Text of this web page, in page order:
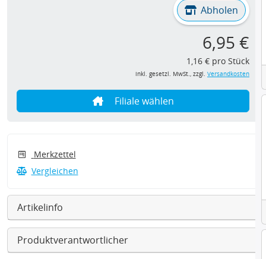
Abholen
6,95 €
1,16 € pro Stück
inkl. gesetzl. MwSt., zzgl. Versandkosten
Filiale wählen
Merkzettel
Vergleichen
Artikelinfo
Produktverantwortlicher